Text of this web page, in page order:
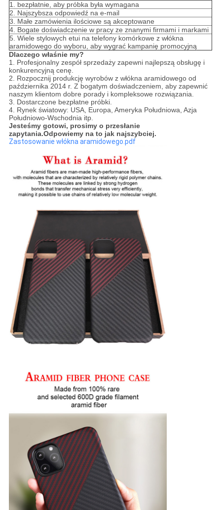
1. bezpłatnie, aby próbka była wymagana
2. Najszybsza odpowiedź na e-mail
3. Małe zamówienia ilościowe są akceptowane
4. Bogate doświadczenie w pracy ze znanymi firmami i markami
5. Wiele stylowych etui na telefony komórkowe z włókna
aramidowego do wyboru, aby wygrać kampanię promocyjną
Dlaczego właśnie my?
1. Profesjonalny zespół sprzedaży zapewni najlepszą obsługę i
konkurencyjną cenę.
2. Rozpocznij produkcję wyrobów z włókna aramidowego od
października 2014 r. Z bogatym doświadczeniem, aby zapewnić
naszym klientom dobre porady i kompleksowe rozwiązania.
3. Dostarczone bezpłatne próbki.
4. Rynek światowy: USA, Europa, Ameryka Południowa, Azja
Południowo-Wschodnia itp.
Jesteśmy gotowi, prosimy o przesłanie
zapytania.Odpowiemy na to jak najszybciej.
Zastosowanie włókna aramidowego.pdf